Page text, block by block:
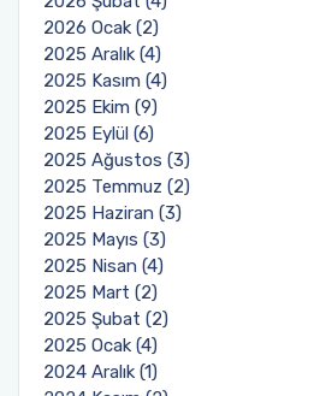
2026 Ocak (2)
2025 Aralık (4)
2025 Kasım (4)
2025 Ekim (9)
2025 Eylül (6)
2025 Ağustos (3)
2025 Temmuz (2)
2025 Haziran (3)
2025 Mayıs (3)
2025 Nisan (4)
2025 Mart (2)
2025 Şubat (2)
2025 Ocak (4)
2024 Aralık (1)